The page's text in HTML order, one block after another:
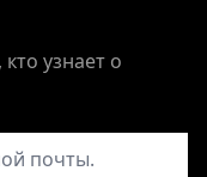
узнает о